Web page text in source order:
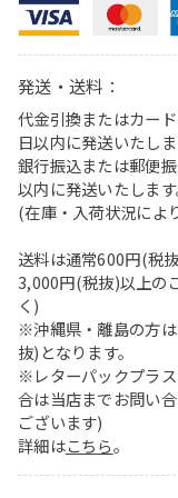
発送・送料：
代金引換またはカー
日以内に発送いたしま
銀行振込または郵便
以内に発送いたします
(在庫・入荷状況によ
送料は通常600円(税
3,000円(税抜)以上の
く)
※沖縄県・離島の方
抜)となります。
※レターパックプラ
合は当店までお問い
ございます)
詳細はこちら。